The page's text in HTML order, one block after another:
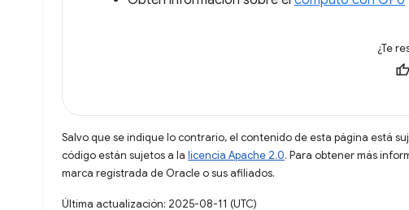
¿Te
Salvo que se indique lo contrario, el contenido de esta página está
código están sujetos a la licencia Apache 2.0. Para obtener más
marca registrada de Oracle o sus afiliados.
Última actualización: 2025-08-11 (UTC)